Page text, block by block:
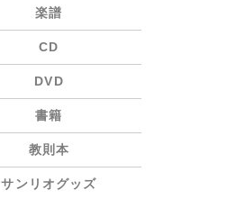
楽譜
CD
DVD
書籍
教則本
サンリオグッズ